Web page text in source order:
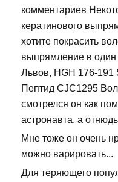
комментариев
кератинового
хотите покрасить
выпрямление в один
Львов, HGH 176-
Пептид CJC1295
смотрелся он как
астронавта, а
Мне тоже он очень
можно варировать...
Для теряющего